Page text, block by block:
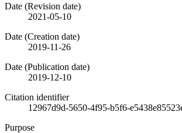
Date (Revision date)
2021-05-10
Date (Creation date)
2019-11-26
Date (Publication date)
2019-12-10
Citation identifier
12967d9d-5650-4f95-b5f6-
Purpose